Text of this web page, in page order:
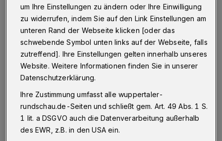
„In Zeiten des Klimawandels, in denen unsere
Mitbürgerinnen und Mitbürger unter den
schlimmen Auswirkungen zuletzt bei den
Kohlfurth zu leiden hatten und immer noch
leiden, ist es nicht vermittelbar, gesunde
Wälder für wirtschaftliche Interessen zu
um Ihre Einstellungen zu ändern oder Ihre Einwilligung
zu widerrufen, indem Sie auf den Link Einstellungen am
unteren Rand der Webseite klicken [oder das
schwebende Symbol unten links auf der Webseite, falls
zutreffend]. Ihre Einstellungen gelten innerhalb unseres
Website. Weitere Informationen finden Sie in unserer
Datenschutzerklärung.
Ihre Zustimmung umfasst alle wuppertaler-
rundschau.de-Seiten und schließt gem. Art. 49 Abs. 1 S.
1 lit. a DSGVO auch die Datenverarbeitung außerhalb
des EWR, z.B. in den USA ein.